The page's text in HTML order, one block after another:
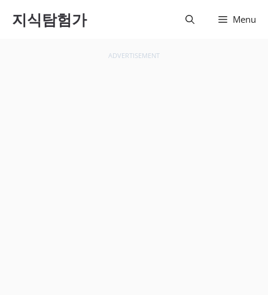
로 건지식탐험가 Menu
ADVERTISEMENT